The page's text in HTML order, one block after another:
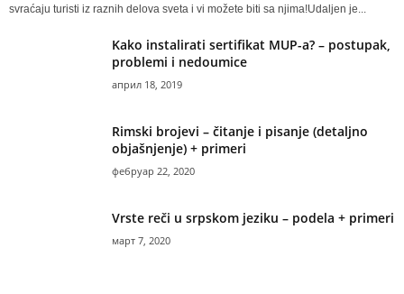
svraćaju turisti iz raznih delova sveta i vi možete biti sa njima!Udaljen je...
Kako instalirati sertifikat MUP-a? – postupak,
problemi i nedoumice
април 18, 2019
Rimski brojevi – čitanje i pisanje (detaljno
objašnjenje) + primeri
фебруар 22, 2020
Vrste reči u srpskom jeziku – podela + primeri
март 7, 2020